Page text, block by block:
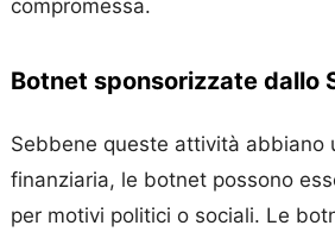
compromessa.
Botnet sponsorizzate dallo
Sebbene queste attività abbiano
finanziaria, le botnet possono
per motivi politici o sociali. Le